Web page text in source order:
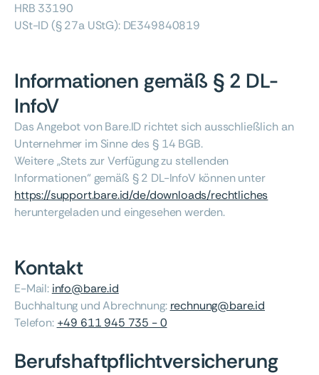
HRB 33190
USt-ID (§ 27a UStG): DE349840819
Informationen gemäß § 2 DL-
InfoV
Das Angebot von Bare.ID richtet sich ausschließlich an
Unternehmer im Sinne des § 14 BGB.
Weitere „Stets zur Verfügung zu stellenden
Informationen“ gemäß § 2 DL-InfoV können unter
https://support.bare.id/de/downloads/rechtliches
heruntergeladen und eingesehen werden.
Kontakt
E-Mail: info@bare.id
Buchhaltung und Abrechnung: rechnung@bare.id
Telefon: +49 611 945 735 - 0
Berufshaftpflichtversicherung